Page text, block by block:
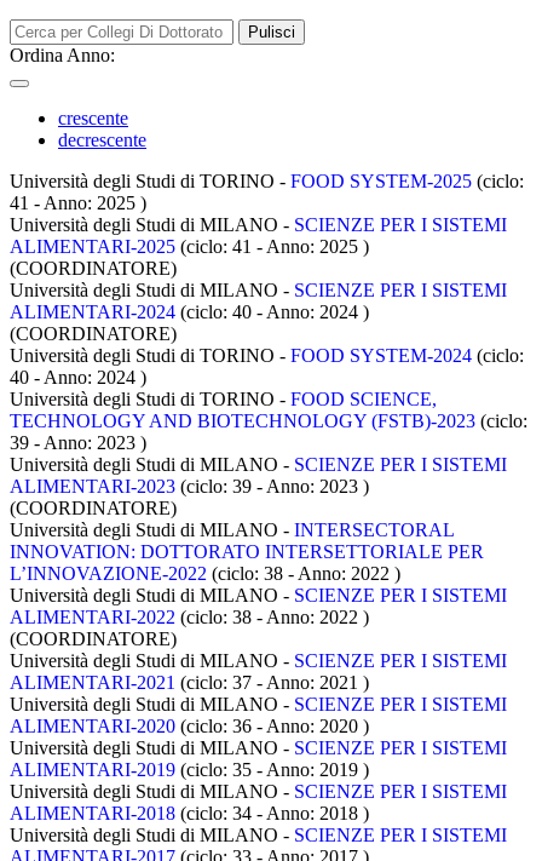
Pulisci
Ordina Anno:
crescente
decrescente
Università degli Studi di TORINO - FOOD SYSTEM-2025 (ciclo:
41 - Anno: 2025 )
Università degli Studi di MILANO - SCIENZE PER I SISTEMI
ALIMENTARI-2025 (ciclo: 41 - Anno: 2025 )
(COORDINATORE)
Università degli Studi di MILANO - SCIENZE PER I SISTEMI
ALIMENTARI-2024 (ciclo: 40 - Anno: 2024 )
(COORDINATORE)
Università degli Studi di TORINO - FOOD SYSTEM-2024 (ciclo:
40 - Anno: 2024 )
Università degli Studi di TORINO - FOOD SCIENCE,
TECHNOLOGY AND BIOTECHNOLOGY (FSTB)-2023 (ciclo:
39 - Anno: 2023 )
Università degli Studi di MILANO - SCIENZE PER I SISTEMI
ALIMENTARI-2023 (ciclo: 39 - Anno: 2023 )
(COORDINATORE)
Università degli Studi di MILANO - INTERSECTORAL
INNOVATION: DOTTORATO INTERSETTORIALE PER
L’INNOVAZIONE-2022 (ciclo: 38 - Anno: 2022 )
Università degli Studi di MILANO - SCIENZE PER I SISTEMI
ALIMENTARI-2022 (ciclo: 38 - Anno: 2022 )
(COORDINATORE)
Università degli Studi di MILANO - SCIENZE PER I SISTEMI
ALIMENTARI-2021 (ciclo: 37 - Anno: 2021 )
Università degli Studi di MILANO - SCIENZE PER I SISTEMI
ALIMENTARI-2020 (ciclo: 36 - Anno: 2020 )
Università degli Studi di MILANO - SCIENZE PER I SISTEMI
ALIMENTARI-2019 (ciclo: 35 - Anno: 2019 )
Università degli Studi di MILANO - SCIENZE PER I SISTEMI
ALIMENTARI-2018 (ciclo: 34 - Anno: 2018 )
Università degli Studi di MILANO - SCIENZE PER I SISTEMI